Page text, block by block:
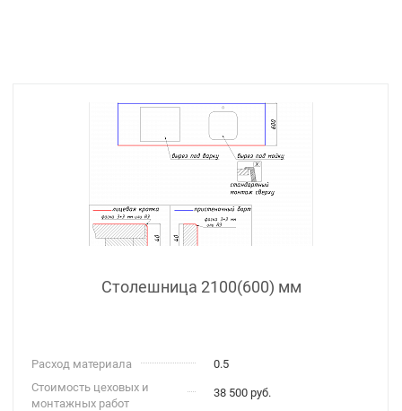
Столешница 2100(600) мм
Расход материала
0.5
Стоимость цеховых и
монтажных работ
38 500 руб.